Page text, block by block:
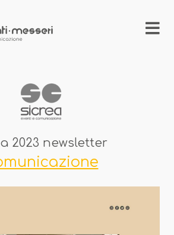
2023 newsletter